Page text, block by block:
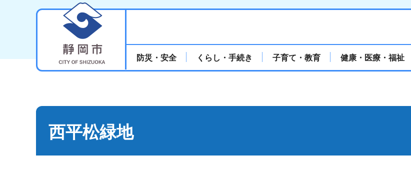
防災・安全 くらし・手続き 子育て・教育 健康・医療・福祉
西平松緑地